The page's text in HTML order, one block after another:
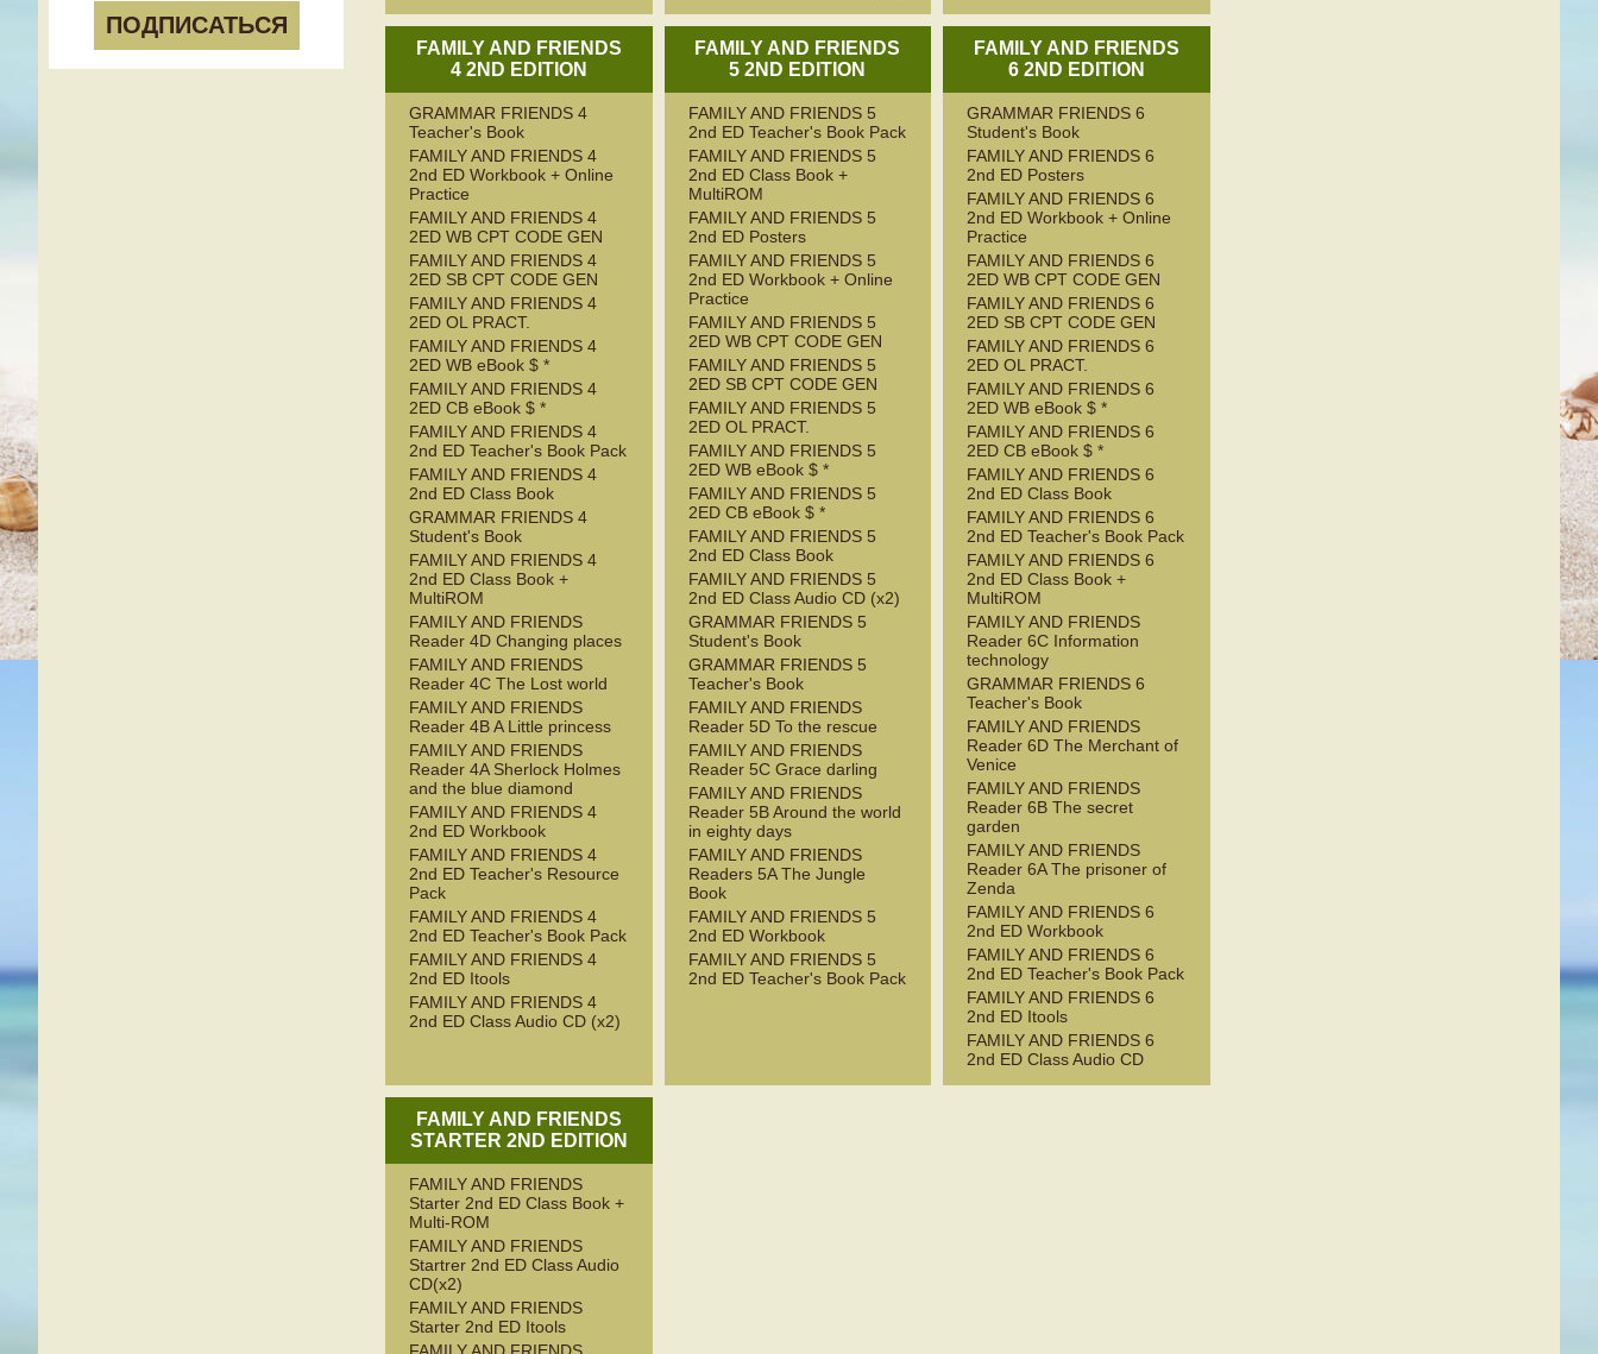
ПОДПИСАТЬСЯ
FAMILY AND FRIENDS
4 2ND EDITION
GRAMMAR FRIENDS 4
Teacher's Book
FAMILY AND FRIENDS 4
2nd ED Workbook + Online
Practice
FAMILY AND FRIENDS 4
2ED WB CPT CODE GEN
FAMILY AND FRIENDS 4
2ED SB CPT CODE GEN
FAMILY AND FRIENDS 4
2ED OL PRACT.
FAMILY AND FRIENDS 4
2ED WB eBook $ *
FAMILY AND FRIENDS 4
2ED CB eBook $ *
FAMILY AND FRIENDS 4
2nd ED Teacher's Book Pack
FAMILY AND FRIENDS 4
2nd ED Class Book
GRAMMAR FRIENDS 4
Student's Book
FAMILY AND FRIENDS 4
2nd ED Class Book +
MultiROM
FAMILY AND FRIENDS
Reader 4D Changing places
FAMILY AND FRIENDS
Reader 4C The Lost world
FAMILY AND FRIENDS
Reader 4B A Little princess
FAMILY AND FRIENDS
Reader 4A Sherlock Holmes
and the blue diamond
FAMILY AND FRIENDS 4
2nd ED Workbook
FAMILY AND FRIENDS 4
2nd ED Teacher's Resource
Pack
FAMILY AND FRIENDS 4
2nd ED Teacher's Book Pack
FAMILY AND FRIENDS 4
2nd ED Itools
FAMILY AND FRIENDS 4
2nd ED Class Audio CD (x2)
FAMILY AND FRIENDS
5 2ND EDITION
FAMILY AND FRIENDS 5
2nd ED Teacher's Book Pack
FAMILY AND FRIENDS 5
2nd ED Class Book +
MultiROM
FAMILY AND FRIENDS 5
2nd ED Posters
FAMILY AND FRIENDS 5
2nd ED Workbook + Online
Practice
FAMILY AND FRIENDS 5
2ED WB CPT CODE GEN
FAMILY AND FRIENDS 5
2ED SB CPT CODE GEN
FAMILY AND FRIENDS 5
2ED OL PRACT.
FAMILY AND FRIENDS 5
2ED WB eBook $ *
FAMILY AND FRIENDS 5
2ED CB eBook $ *
FAMILY AND FRIENDS 5
2nd ED Class Book
FAMILY AND FRIENDS 5
2nd ED Class Audio CD (x2)
GRAMMAR FRIENDS 5
Student's Book
GRAMMAR FRIENDS 5
Teacher's Book
FAMILY AND FRIENDS
Reader 5D To the rescue
FAMILY AND FRIENDS
Reader 5C Grace darling
FAMILY AND FRIENDS
Reader 5B Around the world
in eighty days
FAMILY AND FRIENDS
Readers 5A The Jungle
Book
FAMILY AND FRIENDS 5
2nd ED Workbook
FAMILY AND FRIENDS 5
2nd ED Teacher's Book Pack
FAMILY AND FRIENDS
6 2ND EDITION
GRAMMAR FRIENDS 6
Student's Book
FAMILY AND FRIENDS 6
2nd ED Posters
FAMILY AND FRIENDS 6
2nd ED Workbook + Online
Practice
FAMILY AND FRIENDS 6
2ED WB CPT CODE GEN
FAMILY AND FRIENDS 6
2ED SB CPT CODE GEN
FAMILY AND FRIENDS 6
2ED OL PRACT.
FAMILY AND FRIENDS 6
2ED WB eBook $ *
FAMILY AND FRIENDS 6
2ED CB eBook $ *
FAMILY AND FRIENDS 6
2nd ED Class Book
FAMILY AND FRIENDS 6
2nd ED Teacher's Book Pack
FAMILY AND FRIENDS 6
2nd ED Class Book +
MultiROM
FAMILY AND FRIENDS
Reader 6C Information
technology
GRAMMAR FRIENDS 6
Teacher's Book
FAMILY AND FRIENDS
Reader 6D The Merchant of
Venice
FAMILY AND FRIENDS
Reader 6B The secret
garden
FAMILY AND FRIENDS
Reader 6A The prisoner of
Zenda
FAMILY AND FRIENDS 6
2nd ED Workbook
FAMILY AND FRIENDS 6
2nd ED Teacher's Book Pack
FAMILY AND FRIENDS 6
2nd ED Itools
FAMILY AND FRIENDS 6
2nd ED Class Audio CD
FAMILY AND FRIENDS
STARTER 2ND EDITION
FAMILY AND FRIENDS
Starter 2nd ED Class Book +
Multi-ROM
FAMILY AND FRIENDS
Startrer 2nd ED Class Audio
CD(x2)
FAMILY AND FRIENDS
Starter 2nd ED Itools